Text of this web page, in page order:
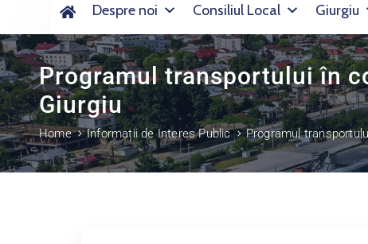
Despre noi Consiliul Local Giurgiu
Programul transportului în
Giurgiu
Home Informații de Interes Public Programul